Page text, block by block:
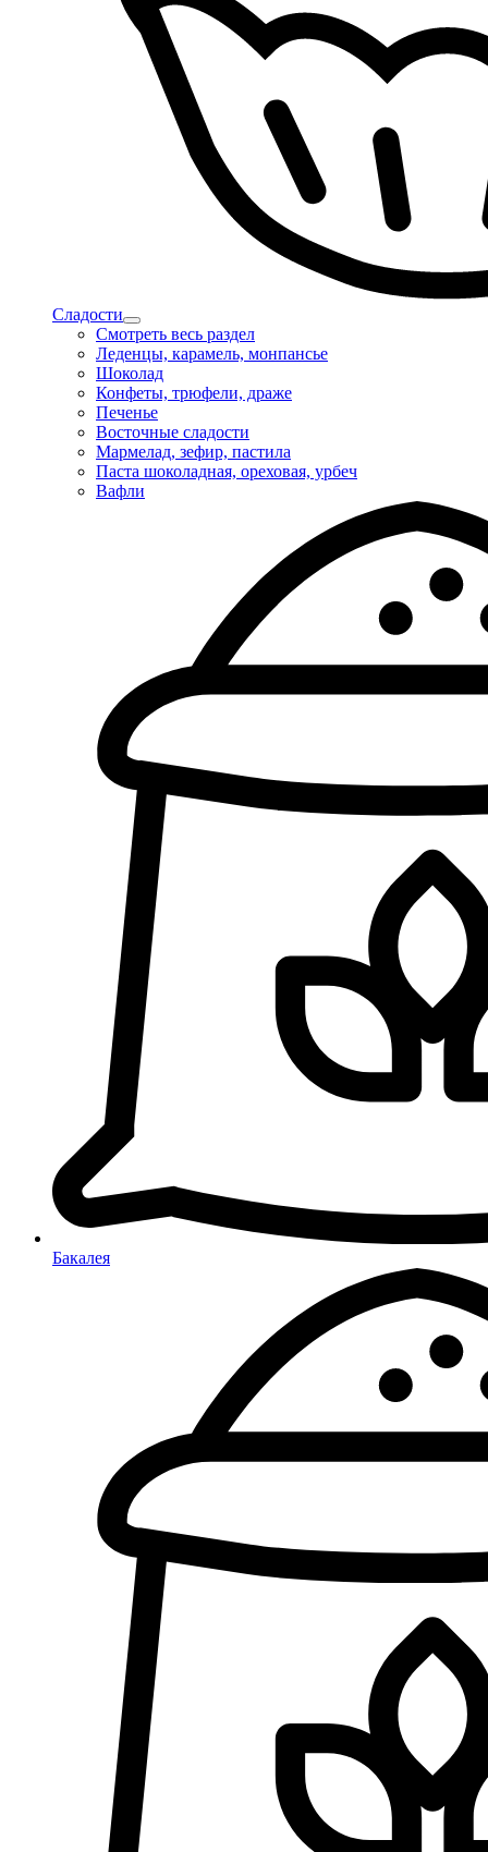
Сладости
Смотреть весь раздел
Леденцы, карамель, монпансье
Шоколад
Конфеты, трюфели, драже
Печенье
Восточные сладости
Мармелад, зефир, пастила
Паста шоколадная, ореховая, урбеч
Вафли
Бакалея